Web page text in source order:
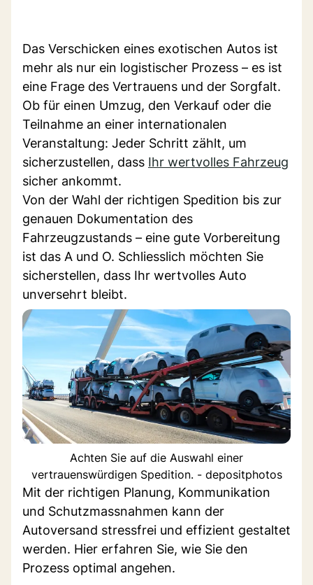
Das Verschicken eines exotischen Autos ist
mehr als nur ein logistischer Prozess – es ist
eine Frage des Vertrauens und der Sorgfalt.
Ob für einen Umzug, den Verkauf oder die
Teilnahme an einer internationalen
Veranstaltung: Jeder Schritt zählt, um
sicherzustellen, dass Ihr wertvolles Fahrzeug
sicher ankommt.
Von der Wahl der richtigen Spedition bis zur
genauen Dokumentation des
Fahrzeugzustands – eine gute Vorbereitung
ist das A und O. Schliesslich möchten Sie
sicherstellen, dass Ihr wertvolles Auto
unversehrt bleibt.
Achten Sie auf die Auswahl einer
vertrauenswürdigen Spedition. - depositphotos
Mit der richtigen Planung, Kommunikation
und Schutzmassnahmen kann der
Autoversand stressfrei und effizient gestaltet
werden. Hier erfahren Sie, wie Sie den
Prozess optimal angehen.